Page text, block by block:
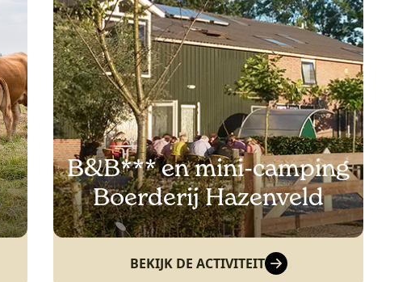
B&B*** en mini-camping
Boerderij Hazenveld
BEKIJK DE ACTIVITEIT